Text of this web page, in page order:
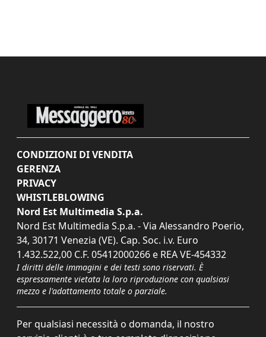
CONDIZIONI DI VENDITA
GERENZA
PRIVACY
WHISTLEBLOWING
Nord Est Multimedia S.p.a.
Nord Est Multimedia S.p.a. - Via Alessandro Poerio,
34, 30171 Venezia (VE). Cap. Soc. i.v. Euro
1.432.522,00 C.F. 05412000266 e REA VE-454332
I diritti delle immagini e dei testi sono riservati. È
espressamente vietata la loro riproduzione con qualsiasi
mezzo e l'adattamento totale o parziale.
Per qualsiasi necessità o domanda, il nostro